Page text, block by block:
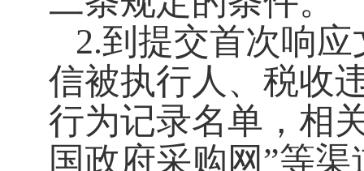
2.到提交首次响
信被执行人、税收
行为记录名单，相
国政府采购网”等